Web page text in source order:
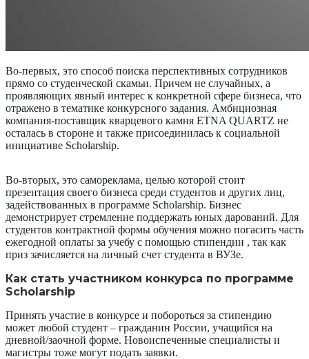
Во-первых, это способ поиска перспективных сотрудников
прямо со студенческой скамьи. Причем не случайных, а
проявляющих явный интерес к конкретной сфере бизнеса, что
отражено в тематике конкурсного задания. Амбициозная
компания-поставщик кварцевого камня ETNA QUARTZ не
осталась в стороне и также присоединилась к социальной
инициативе Scholarship.
Во-вторых, это самореклама, целью которой стоит
презентация своего бизнеса среди студентов и других лиц,
задействованных в программе Scholarship. Бизнес
демонстрирует стремление поддержать юных дарований. Для
студентов контрактной формы обучения можно погасить часть
ежегодной оплаты за учебу с помощью стипендии , так как
приз зачисляется на личный счет студента в ВУЗе.
Как стать участником конкурса по программе
Scholarship
Принять участие в конкурсе и побороться за стипендию
может любой студент – гражданин России, учащийся на
дневной/заочной форме. Новоиспеченные специалисты и
магистры тоже могут подать заявки.